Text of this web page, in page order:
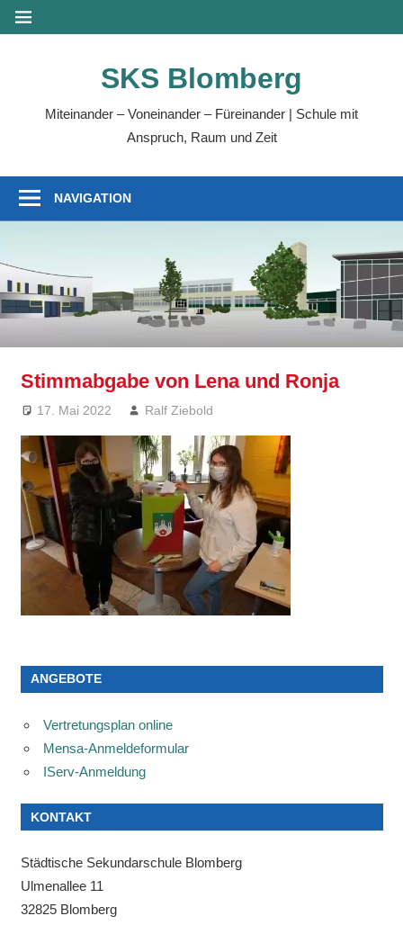
Zum
Inhalt
MENÜ
SKS Blomberg
Miteinander – Voneinander – Füreinander | Schule mit
Anspruch, Raum und Zeit
NAVIGATION
Stimmabgabe von Lena und Ronja
17. Mai 2022 Ralf Ziebold
ANGEBOTE
Vertretungsplan online
Mensa-Anmeldeformular
IServ-Anmeldung
KONTAKT
Städtische Sekundarschule Blomberg
Ulmenallee 11
32825 Blomberg